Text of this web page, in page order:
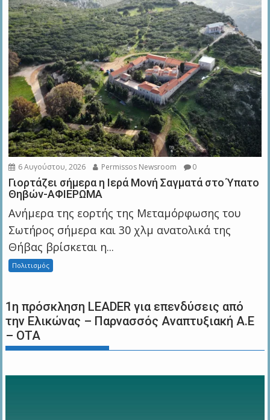
6 Αυγούστου, 2026 Permissos Newsroom 0
Γιορτάζει σήμερα η Ιερά Μονή Σαγματά στο Ύπατο
Θηβών-ΑΦΙΕΡΩΜΑ
Ανήμερα της εορτής της Μεταμόρφωσης του
Σωτήρος σήμερα και 30 χλμ ανατολικά της
Θήβας βρίσκεται η...
Πολιτισμός
1η πρόσκληση LEADER για επενδύσεις από
την Ελικώνας – Παρνασσός Αναπτυξιακή Α.Ε
– ΟΤΑ